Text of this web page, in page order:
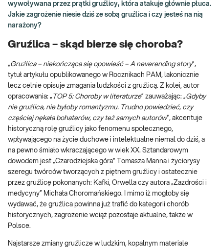
wywoływana przez prątki gruźlicy, która atakuje głównie płuca.
Jakie zagrożenie niesie dziś ze sobą gruźlica i czy jesteś na nią
narażony?
Gruźlica – skąd bierze się choroba?
„Gruźlica – niekończąca się opowieść – A neverending story”,
tytuł artykułu opublikowanego w Rocznikach PAM, lakonicznie
lecz celnie opisuje zmagania ludzkości z gruźlicą. Z kolei, autor
opracowania: „ TOP 5: Choroby w literaturze” zauważając: „Gdyby
nie gruźlica, nie byłoby romantyzmu. Trudno powiedzieć, czy
częściej nękała bohaterów, czy też samych autorów”, akcentuje
historyczną rolę gruźlicy jako fenomenu społecznego,
wpływającego na życie duchowe i intelektualne niemal do dziś, a
na pewno śmiało wkraczającego w wiek XX. Sztandarowym
dowodem jest „Czarodziejska góra” Tomasza Manna i życiorysy
szeregu twórców tworzących z piętnem gruźlicy i ostatecznie
przez gruźlicę pokonanych: Kafki, Orwella czy autora „Zazdrości i
medycyny” Michała Choromańskiego. I mimo iż mogłoby się
wydawać, że gruźlica powinna już trafić do kategorii chorób
historycznych, zagrożenie wciąż pozostaje aktualne, także w
Polsce.
Najstarsze zmiany gruźlicze w ludzkim, kopalnym materiale